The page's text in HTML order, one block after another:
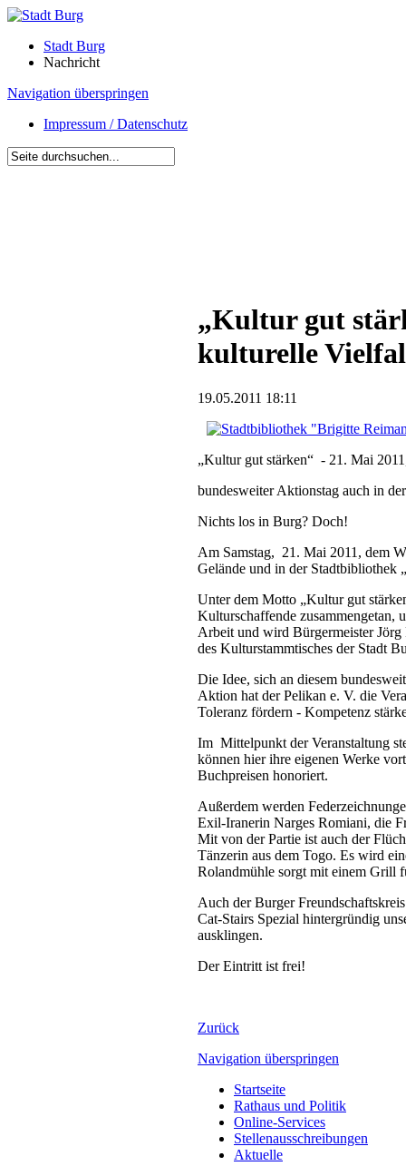
Stadt Burg
Nachricht
Navigation überspringen
Impressum / Datenschutz
„Kultur gut
kulturelle
19.05.2011 18:11
„Kultur gut stärken“ - 21. Mai
bundesweiter Aktionstag auch in
Nichts los in Burg? Doch!
Am Samstag, 21. Mai 2011, dem
Gelände und in der Stadtbibliothek
Unter dem Motto „Kultur gut
Kulturschaffende zusammengetan,
Arbeit und wird Bürgermeister Jörg
des Kulturstammtisches der Stadt
Die Idee, sich an diesem
Aktion hat der Pelikan e. V. die
Toleranz fördern - Kompetenz
Im Mittelpunkt der Veranstaltung
können hier ihre eigenen Werke
Buchpreisen honoriert.
Außerdem werden
Exil-Iranerin Narges Romiani, die
Mit von der Partie ist auch der
Tänzerin aus dem Togo. Es wird
Rolandmühle sorgt mit einem Grill
Auch der Burger
Cat-Stairs Spezial hintergründig
ausklingen.
Der Eintritt ist frei!
Zurück
Navigation überspringen
Startseite
Rathaus und Politik
Online-Services
Stellenausschreibungen
Aktuelle